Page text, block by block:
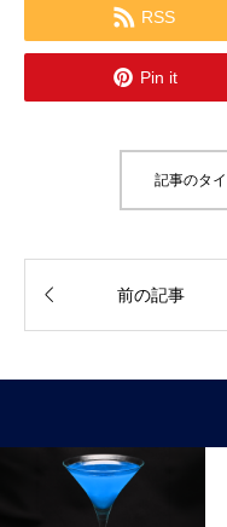
 RSS
 Pin it
記事のタ
 前の記事